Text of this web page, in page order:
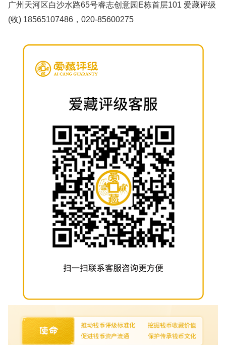
广州天河区白沙水路65号睿志创意园E栋首层101 爱藏评级
(收) 18565107486，020-85600275